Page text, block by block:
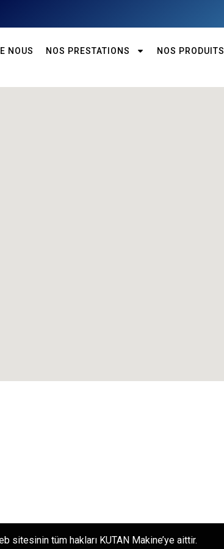
NOUS NOS PRESTATIONS NOS PRODUITS
sitesinin tüm hakları KUTAN Makine’ye aittir.